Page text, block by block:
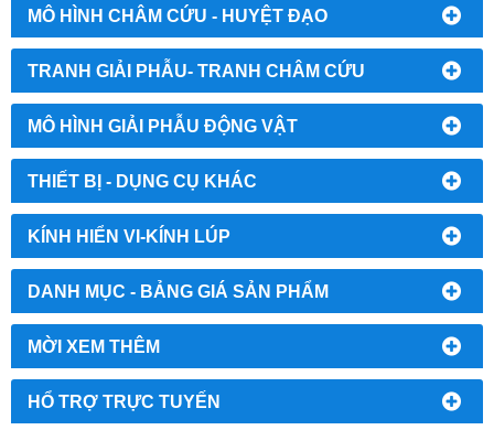
MÔ HÌNH CHÂM CỨU - HUYỆT ĐẠO
TRANH GIẢI PHẪU- TRANH CHÂM CỨU
MÔ HÌNH GIẢI PHẪU ĐỘNG VẬT
THIẾT BỊ - DỤNG CỤ KHÁC
KÍNH HIỂN VI-KÍNH LÚP
DANH MỤC - BẢNG GIÁ SẢN PHẨM
MỜI XEM THÊM
HỔ TRỢ TRỰC TUYẾN